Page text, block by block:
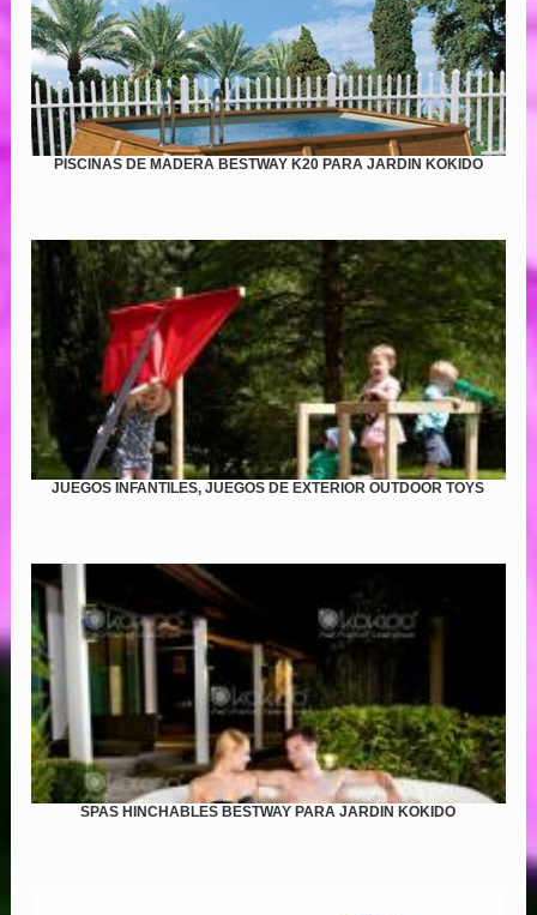
PISCINAS DE MADERA BESTWAY K20 PARA JARDIN KOKIDO
JUEGOS INFANTILES, JUEGOS DE EXTERIOR OUTDOOR TOYS
SPAS HINCHABLES BESTWAY PARA JARDIN KOKIDO